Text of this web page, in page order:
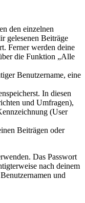
den einzelnen
gelesenen Beiträge
Ferner werden deine
die Funktion „Alle
Benutzername, eine
In diesen
und Umfragen),
(User
Beiträgen oder
Das Passwort
nach deinem
und